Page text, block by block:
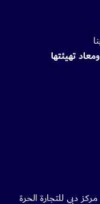
دبي للتجارة الحرة